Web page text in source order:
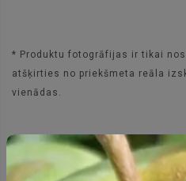
* Produktu fotogrāfijas ir tikai
atšķirties no priekšmeta reāla
vienādas.
K-Ø17.5*1.30*1.30mm
Cena:1.02 €